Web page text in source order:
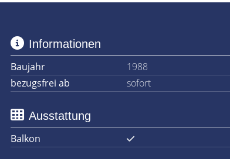
Informationen
Baujahr
1988
bezugsfrei ab
sofort
Ausstattung
Balkon